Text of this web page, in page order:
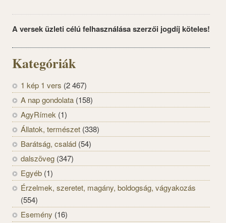
A versek üzleti célú felhasználása szerzői jogdíj köteles!
Kategóriák
1 kép 1 vers (2 467)
A nap gondolata (158)
AgyRímek (1)
Állatok, természet (338)
Barátság, család (54)
dalszöveg (347)
Egyéb (1)
Érzelmek, szeretet, magány, boldogság, vágyakozás
(554)
Esemény (16)